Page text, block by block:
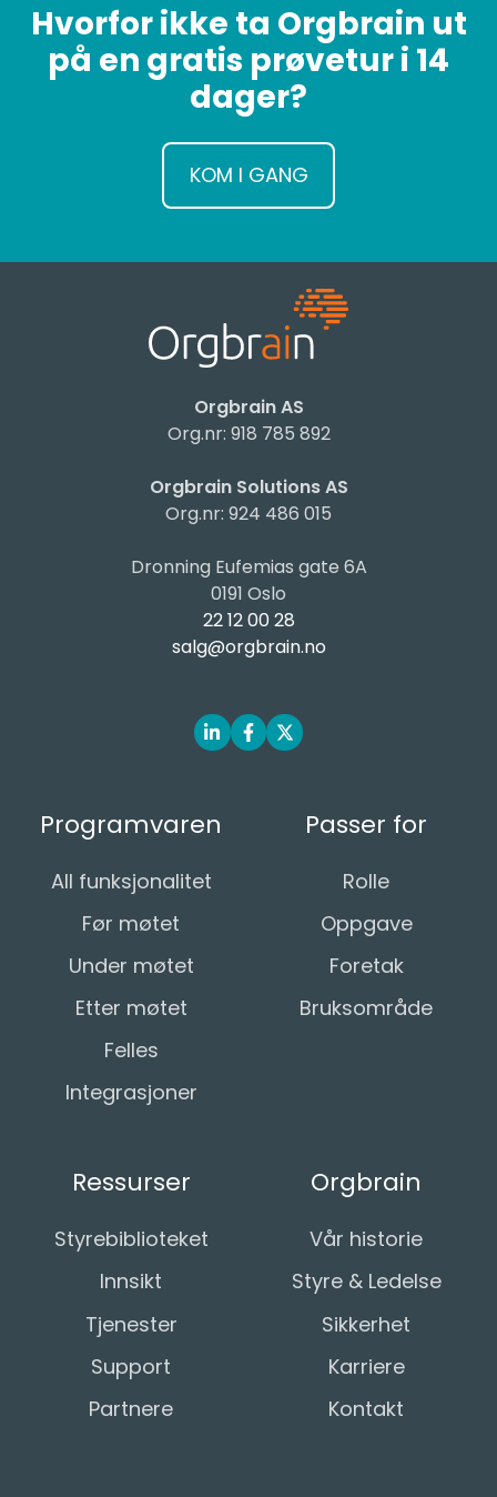
Hvorfor ikke ta Orgbrain ut
på en gratis prøvetur i 14
dager?
KOM I GANG
Orgbrain AS
Org.nr: 918 785 892
Orgbrain Solutions AS
Org.nr: 924 486 015
Dronning Eufemias gate 6A
0191 Oslo
22 12 00 28
salg@orgbrain.no
Programvaren
All funksjonalitet
Før møtet
Under møtet
Etter møtet
Felles
Integrasjoner
Passer for
Rolle
Oppgave
Foretak
Bruksområde
Ressurser
Styrebiblioteket
Innsikt
Tjenester
Support
Partnere
Orgbrain
Vår historie
Styre & Ledelse
Sikkerhet
Karriere
Kontakt